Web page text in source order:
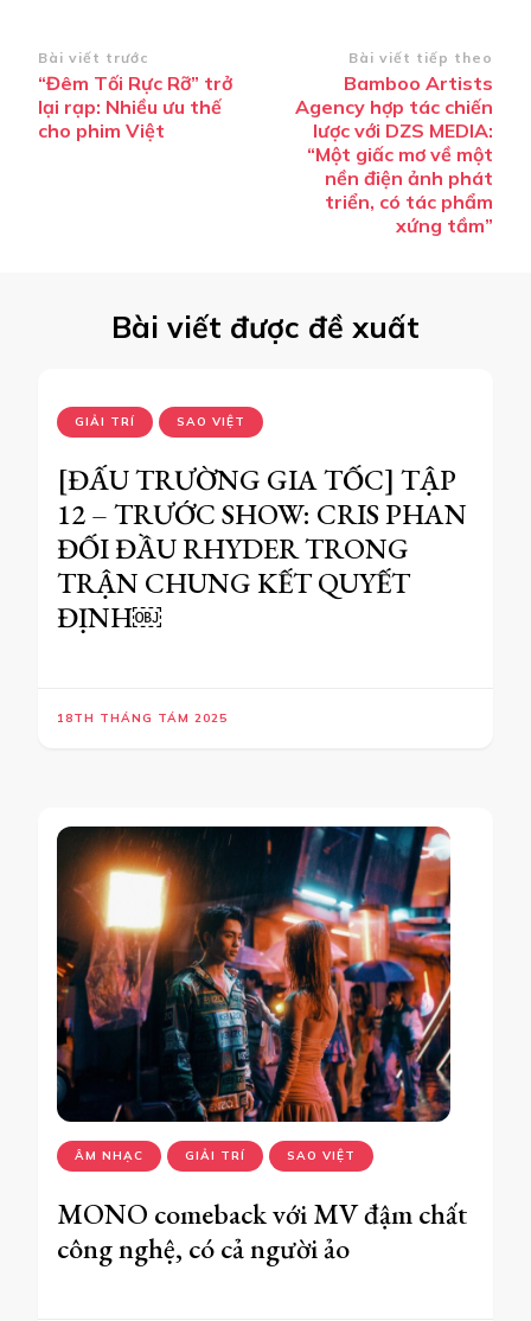
Điều
hướng
bài
Bài viết trước
“Đêm Tối Rực Rỡ” trở
lại rạp: Nhiều ưu thế
cho phim Việt
Bài viết tiếp theo
Bamboo Artists
Agency hợp tác chiến
lược với DZS MEDIA:
“Một giấc mơ về một
nền điện ảnh phát
triển, có tác phẩm
xứng tầm”
Bài viết được đề xuất
GIẢI TRÍ SAO VIỆT
[ĐẤU TRƯỜNG GIA TỐC] TẬP
12 – TRƯỚC SHOW: CRIS PHAN
ĐỐI ĐẦU RHYDER TRONG
TRẬN CHUNG KẾT QUYẾT
ĐỊNH￼
18TH THÁNG TÁM 2025
ÂM NHẠC GIẢI TRÍ SAO VIỆT
MONO comeback với MV đậm chất
công nghệ, có cả người ảo